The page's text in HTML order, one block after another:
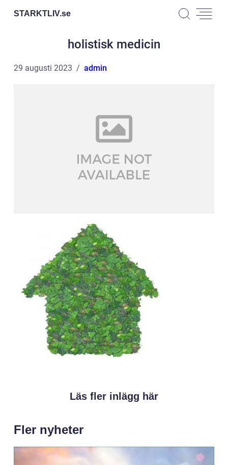
STARKTLIV.se
holistisk medicin
29 augusti 2023 admin
Läs fler inlägg här
Fler nyheter